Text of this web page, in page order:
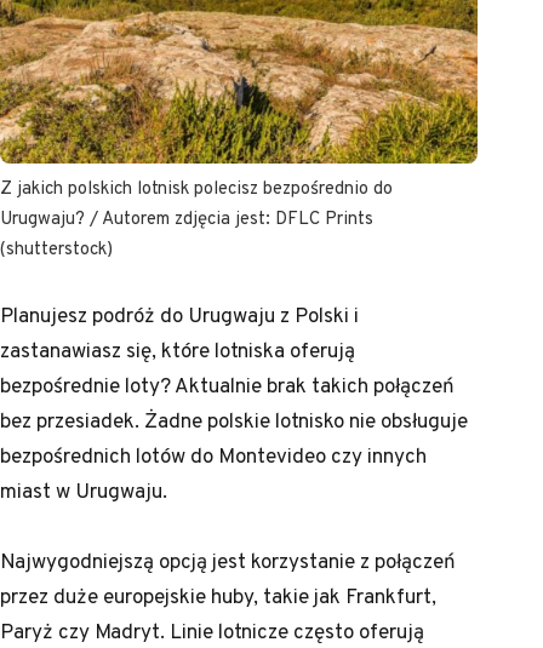
Z jakich polskich lotnisk polecisz bezpośrednio do
Urugwaju? / Autorem zdjęcia jest: DFLC Prints
(shutterstock)
Planujesz podróż do Urugwaju z Polski i
zastanawiasz się, które lotniska oferują
bezpośrednie loty? Aktualnie brak takich połączeń
bez przesiadek. Żadne polskie lotnisko nie obsługuje
bezpośrednich lotów do Montevideo czy innych
miast w Urugwaju.
Najwygodniejszą opcją jest korzystanie z połączeń
przez duże europejskie huby, takie jak Frankfurt,
Paryż czy Madryt. Linie lotnicze często oferują